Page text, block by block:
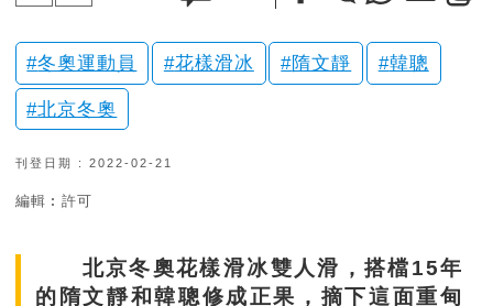
冬奧運動員 花樣滑冰 隋文靜 韓聰
北京冬奧
刊登日期 : 2022-02-21
編輯︰許可
北京冬奧花樣滑冰雙人滑，搭檔15年
的隋文靜和韓聰修成正果，摘下這面重甸